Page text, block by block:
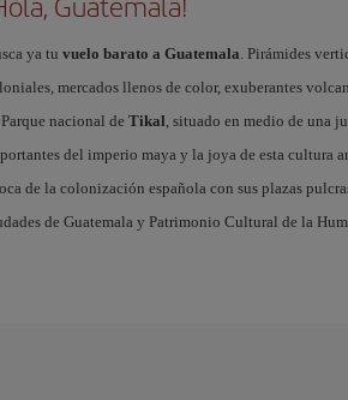
ya tu vuelo barato a Guatemala . Pirámides
mercados llenos de color, exuberantes
nacional de Tikal , situado en medio de una
del imperio maya y la joya de esta cultura
de la colonización española con sus plazas
de Guatemala y Patrimonio Cultural de la